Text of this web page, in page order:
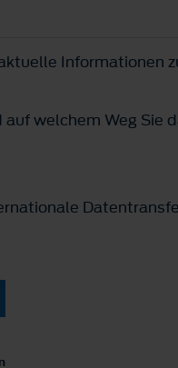
Informationen
welchem Weg Sie